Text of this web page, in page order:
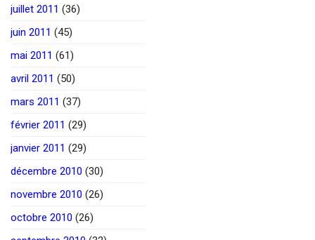
juillet 2011 (36)
juin 2011 (45)
mai 2011 (61)
avril 2011 (50)
mars 2011 (37)
février 2011 (29)
janvier 2011 (29)
décembre 2010 (30)
novembre 2010 (26)
octobre 2010 (26)